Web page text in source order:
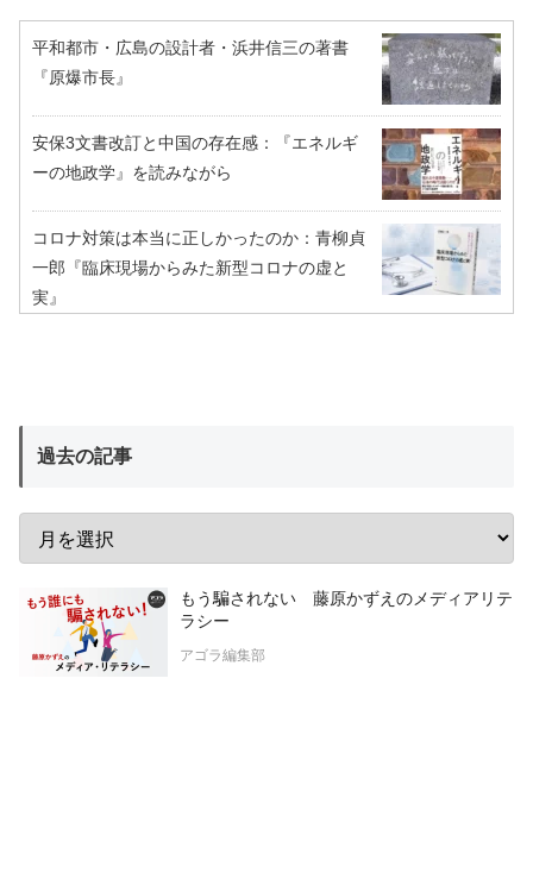
平和都市・広島の設計者・浜井信三の著書
『原爆市長』
安保3文書改訂と中国の存在感：『エネルギ
ーの地政学』を読みながら
コロナ対策は本当に正しかったのか：青柳貞
一郎『臨床現場からみた新型コロナの虚と
実』
過去の記事
もう騙されない 藤原かずえのメディアリテ
ラシー
アゴラ編集部